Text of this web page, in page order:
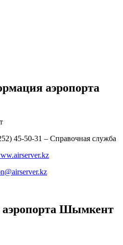
аэропорта
45-50-31 – Справочная служба
аэропорта Шымкент